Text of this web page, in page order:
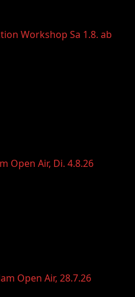
Workshop Sa 1.8. ab
Open Air, Di. 4.8.26
Open Air, 28.7.26